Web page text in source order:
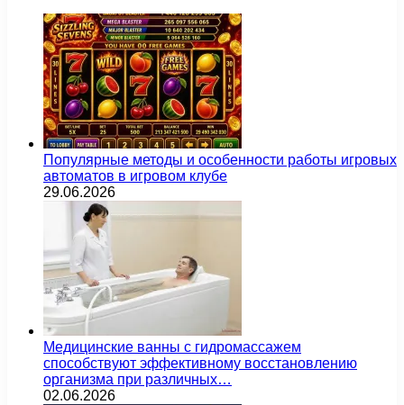
Популярные методы и особенности работы игровых
автоматов в игровом клубе
29.06.2026
Медицинские ванны с гидромассажем
способствуют эффективному восстановлению
организма при различных…
02.06.2026